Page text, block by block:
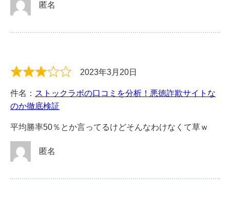
匿名
2023年3月20日
件名： ストックラボの口コミを分析！悪徳詐欺サイトな
のか徹底検証
平均勝率50％とか言ってるけどそんなわけなくて草ｗ
匿名